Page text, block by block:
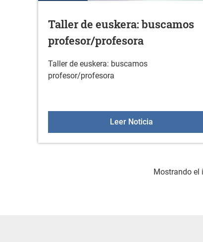
Taller de euskera: buscamos
profesor/profesora
Taller de euskera: buscamos
profesor/profesora
Leer NoticiaTaller de
Mostrando el